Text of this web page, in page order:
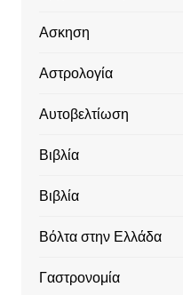
Ασκηση
Αστρολογία
Αυτοβελτίωση
Βιβλία
Βιβλία
Βόλτα στην Ελλάδα
Γαστρονομία